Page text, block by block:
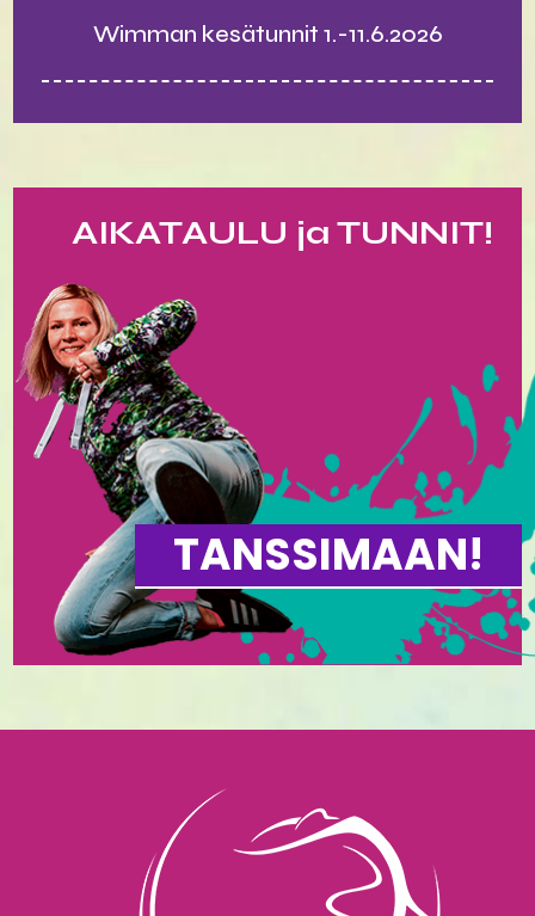
Wimman kesätunnit 1.-11.6.2026
AIKATAULU ja TUNNIT!
TANSSIMAAN!